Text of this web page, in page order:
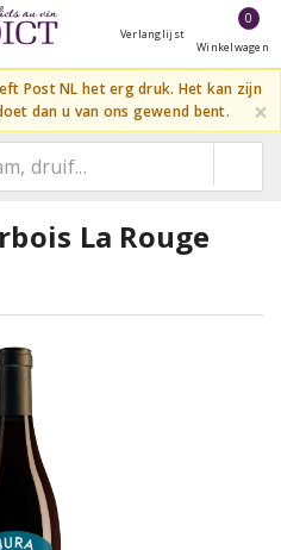
Verlanglijst
0
Winkelwagen
Post NL het erg druk. Het kan zijn
dan u van ons gewend bent.
×
La Rouge